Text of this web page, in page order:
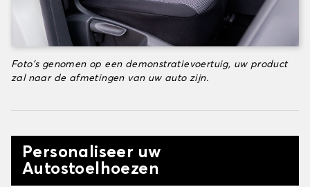
Foto's genomen op een demonstratievoertuig, uw product
zal naar de afmetingen van uw auto zijn.
Personaliseer uw
Autostoelhoezen